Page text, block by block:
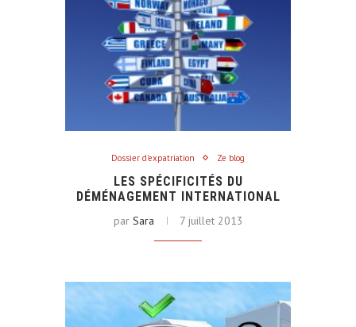
Dossier d'expatriation Ze blog
LES SPÉCIFICITÉS DU
DÉMÉNAGEMENT INTERNATIONAL
par Sara 7 juillet 2013